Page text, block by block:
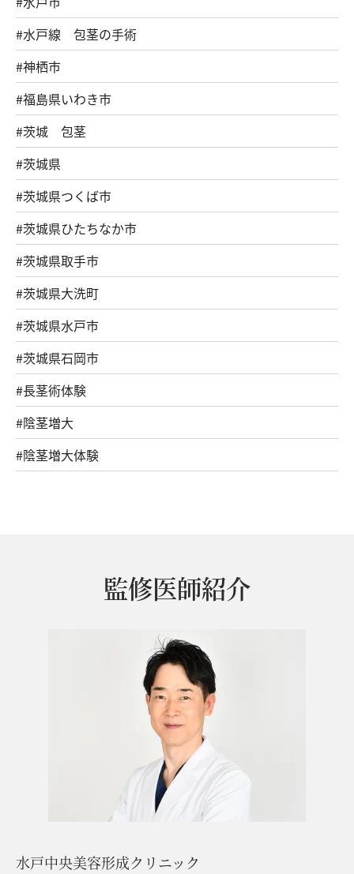
#水戸線 包茎の手術
#神栖市
#福島県いわき市
#茨城 包茎
#茨城県
#茨城県つくば市
#茨城県ひたちなか市
#茨城県取手市
#茨城県大洗町
#茨城県水戸市
#茨城県石岡市
#長茎術体験
#陰茎増大
#陰茎増大体験
監修医師紹介
水戸中央美容形成クリニック